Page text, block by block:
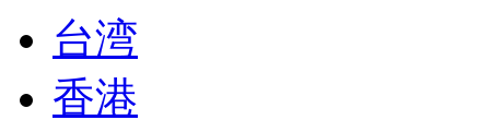
台湾
香港